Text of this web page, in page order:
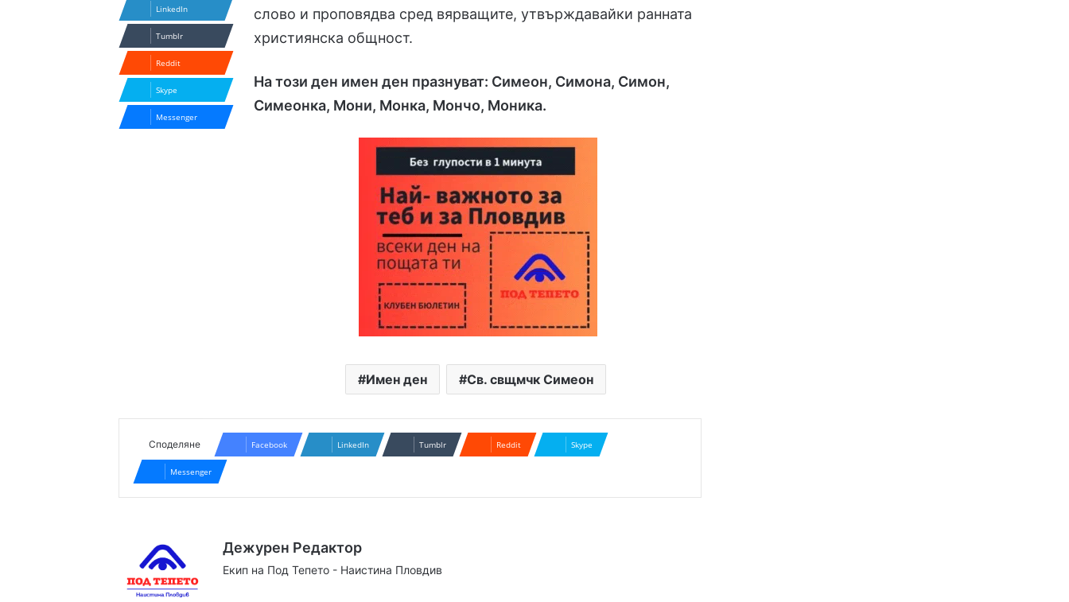
слово и проповядва сред вярващите, утвърждавайки ранната
християнска общност.
На този ден имен ден празнуват: Симеон, Симона, Симон,
Симеонка, Мони, Монка, Мончо, Моника.
Имен ден Св. свщмчк Симеон
LinkedIn
Tumblr
Reddit
Skype
Messenger
Споделяне Facebook LinkedIn Tumblr Reddit Skype
Messenger
Дежурен Редактор
Екип на Под Тепето - Наистина Пловдив